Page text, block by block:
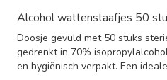
Alcohol wattenstaafjes 50
Doosje gevuld met 50 stuks
gedrenkt in 70%
en hygiënisch verpakt. Een